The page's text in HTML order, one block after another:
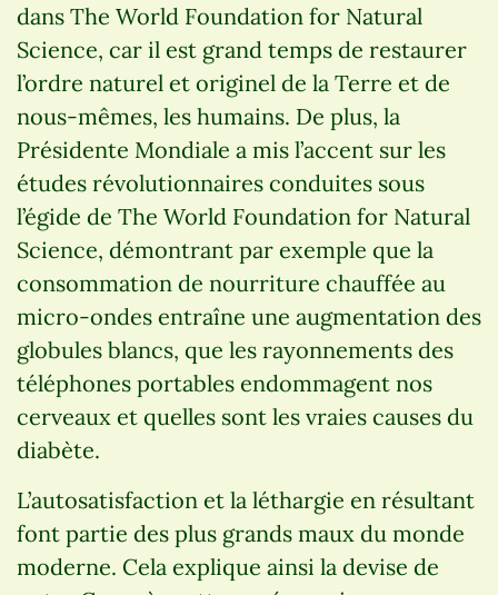
dans The World Foundation for Natural
Science, car il est grand temps de restaurer
l’ordre naturel et originel de la Terre et de
nous-mêmes, les humains. De plus, la
Présidente Mondiale a mis l’accent sur les
études révolutionnaires conduites sous
l’égide de The World Foundation for Natural
Science, démontrant par exemple que la
consommation de nourriture chauffée au
micro-ondes entraîne une augmentation des
globules blancs, que les rayonnements des
téléphones portables endommagent nos
cerveaux et quelles sont les vraies causes du
diabète.
L’autosatisfaction et la léthargie en résultant
font partie des plus grands maux du monde
moderne. Cela explique ainsi la devise de